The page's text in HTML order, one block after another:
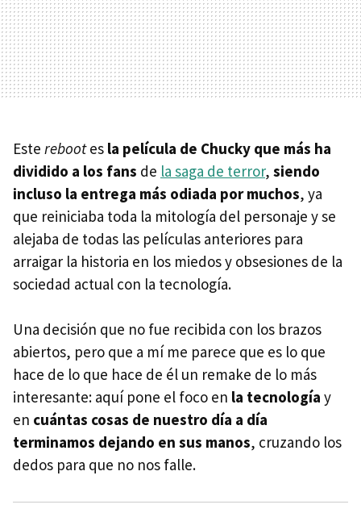
Este rebootes la película de Chucky que más ha
dividido a los fans de la saga de terror, siendo
incluso la entrega más odiada por muchos, ya
que reiniciaba toda la mitología del personaje y se
alejaba de todas las películas anteriores para
arraigar la historia en los miedos y obsesiones de la
sociedad actual con la tecnología.
Una decisión que no fue recibida con los brazos
abiertos, pero que a mí me parece que es lo que
hace de lo que hace de él un remake de lo más
interesante: aquí pone el foco en la tecnología y
en cuántas cosas de nuestro día a día
terminamos dejando en sus manos, cruzando los
dedos para que no nos falle.